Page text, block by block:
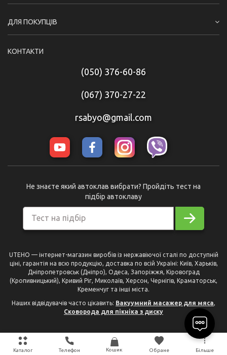
Каталог Телефон Кошик Обране Більше
ДЛЯ ПОКУПЦІВ
КОНТАКТИ
(050) 376-60-86
(067) 370-27-22
rsabyo@gmail.com
Тест на підбір
Не знаєте який автоклав вибрати? Пройдіть тест на
підбір автоклаву
UTEHO — інтернет-магазин виробів із нержавіючої сталі по доступній
ціні, гарантія на всю продукцію, доставка по всій Україні: Київ, Харьків,
Дніпропетровськ (Дніпро), Одеса, Запоріжжя, Кіровоград
(Кропивницький), Кривий Ріг, Миколаїв, Херсон, Чернігів, Краматорськ,
Кременчуг та інші міста.
Наших відвідувачів часто цікавить: Вакуумний масажер для мяса,
Сковорода для пікніка з диску